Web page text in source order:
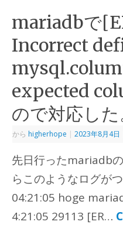
mariadbで
Incorrect
expected
ので対応した
から higherhope | 2023年8月4日
先日行ったmariadb
らこのようなログが
04:21:05 hoge
4:21:05 29113 [ER…